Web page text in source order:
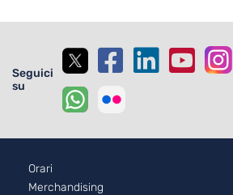
Seguici
su
Footer - 2
Orari
Merchandising